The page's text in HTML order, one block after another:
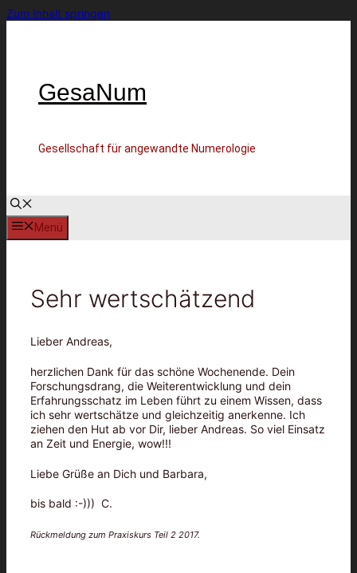
Zum Inhalt springen
GesaNum
Gesellschaft für angewandte Numerologie
Menü
Sehr wertschätzend
Lieber Andreas,
herzlichen Dank für das schöne Wochenende. Dein
Forschungsdrang, die Weiterentwicklung und dein
Erfahrungsschatz im Leben führt zu einem Wissen, dass
ich sehr wertschätze und gleichzeitig anerkenne. Ich
ziehen den Hut ab vor Dir, lieber Andreas. So viel Einsatz
an Zeit und Energie, wow!!!
Liebe Grüße an Dich und Barbara,
bis bald :-))) C.
Rückmeldung zum Praxiskurs Teil 2 2017.